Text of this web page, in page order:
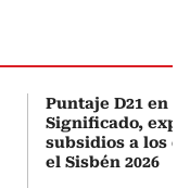
Puntaje D21 en
Significado,
subsidios a los
el Sisbén 2026